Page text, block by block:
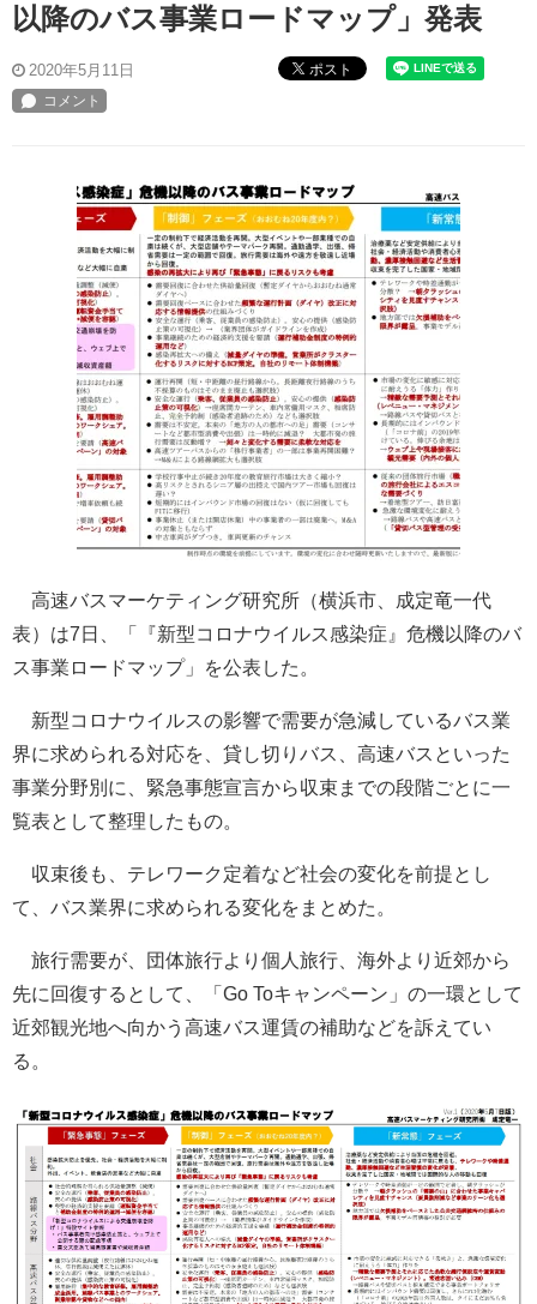
以降のバス事業ロードマップ」発表
2020年5月11日 ポスト
高速バスマーケティング研究所（横浜市、成定竜一代
表）は7日、「『新型コロナウイルス感染症』危機以降のバ
ス事業ロードマップ」を公表した。
新型コロナウイルスの影響で需要が急減しているバス業
界に求められる対応を、貸し切りバス、高速バスといった
事業分野別に、緊急事態宣言から収束までの段階ごとに一
覧表として整理したもの。
収束後も、テレワーク定着など社会の変化を前提とし
て、バス業界に求められる変化をまとめた。
旅行需要が、団体旅行より個人旅行、海外より近郊から
先に回復するとして、「Go Toキャンペーン」の一環として
近郊観光地へ向かう高速バス運賃の補助などを訴えてい
る。